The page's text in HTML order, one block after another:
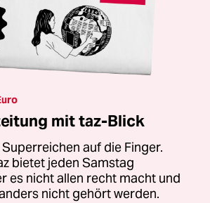
mit taz-Blick
auf die Finger.
bietet jeden Samstag
es nicht allen recht macht und
nicht gehört werden.